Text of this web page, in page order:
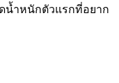
น้ำหนักตัวแรกที่อยาก